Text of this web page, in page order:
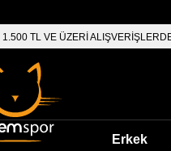
1.500 TL VE ÜZERİ
Erkek